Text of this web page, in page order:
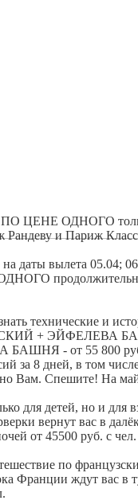
ЦЕНЕ ОДНОГО
и Париж
даты вылета 05.04;
технические и
+ ЭЙФЕЛЕВА
- от 55 800 руб. с
за 8 дней, в том
Вам. Спешите! На
для детей, но и для
вернут вас в
от 45500 руб. с чел.
по
Франции ждут